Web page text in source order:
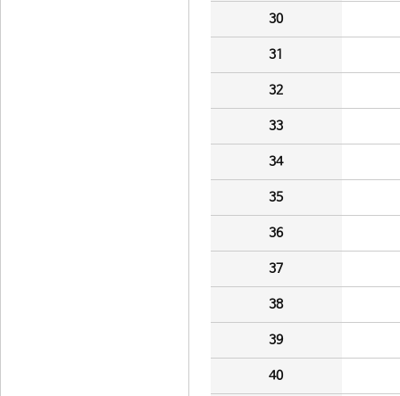
30
31
32
33
34
35
36
37
38
39
40